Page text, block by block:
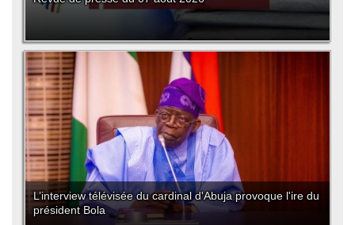
L’interview télévisée du cardinal d'Abuja provoque l'ire du
président Bola